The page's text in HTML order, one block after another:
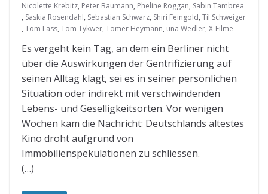
Nicolette Krebitz, Peter Baumann, Pheline Roggan, Sabin Tambrea
, Saskia Rosendahl, Sebastian Schwarz, Shiri Feingold, Til Schweiger
, Tom Lass, Tom Tykwer, Tomer Heymann, una Wedler, X-Filme
Es vergeht kein Tag, an dem ein Berliner nicht
über die Auswirkungen der Gentrifizierung auf
seinen Alltag klagt, sei es in seiner persönlichen
Situation oder indirekt mit verschwindenden
Lebens- und Geselligkeitsorten. Vor wenigen
Wochen kam die Nachricht: Deutschlands ältestes
Kino droht aufgrund von
Immobilienspekulationen zu schliessen.
(…)